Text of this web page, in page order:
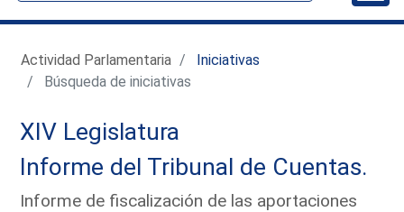
Actividad Parlamentaria
Iniciativas
Búsqueda de iniciativas
XIV Legislatura
Informe del Tribunal de Cuentas.
Informe de fiscalización de las aportaciones